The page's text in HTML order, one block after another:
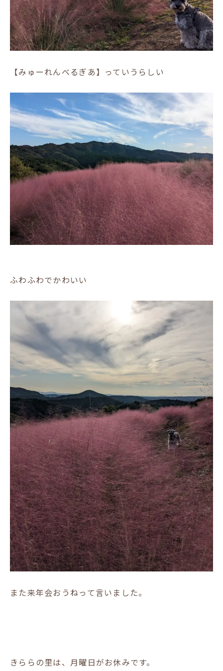
【みゅーれんべるぎあ】っていうらしい
ふわふわでかわいい
また来年会おうねって言いました。
きららの里は、月曜日がお休みです。